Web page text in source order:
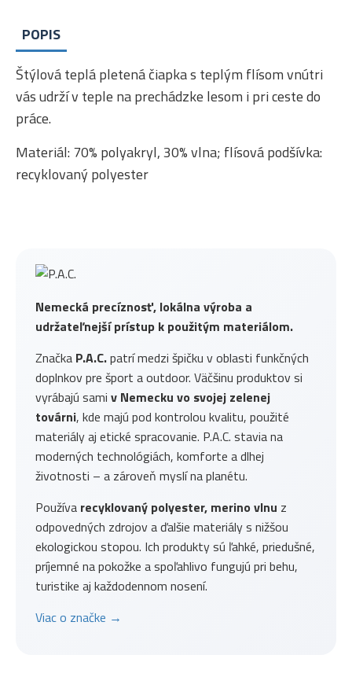
Nemecká precíznosť, lokálna výroba a
udržateľnejší prístup k použitým materiálom.
Značka P.A.C.patrí medzi špičku v oblasti funkčných
doplnkov pre šport a outdoor. Väčšinu produktov si
vyrábajú sami v Nemecku vo svojej zelenej
továrni, kde majú pod kontrolou kvalitu, použité
materiály aj etické spracovanie. P.A.C. stavia na
moderných technológiách, komforte a dlhej
životnosti – a zároveň myslí na planétu.
Používa recyklovaný polyester, merino vlnu z
odpovedných zdrojov a ďalšie materiály s nižšou
ekologickou stopou. Ich produkty sú ľahké, priedušné,
príjemné na pokožke a spoľahlivo fungujú pri behu,
turistike aj každodennom nosení.
Viac o značke →
POPIS
Štýlová teplá pletená čiapka s teplým flísom vnútri
vás udrží v teple na prechádzke lesom i pri ceste do
práce.
Materiál: 70% polyakryl, 30% vlna; flísová podšívka:
recyklovaný polyester